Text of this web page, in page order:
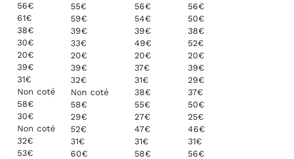
56€
61€
38€
30€
20€
39€
31€
Non coté
58€
30€
Non coté
32€
53€
55€
59€
39€
33€
20€
39€
32€
Non coté
58€
29€
52€
31€
60€
56€
50€
38€
52€
20€
39€
29€
37€
50€
25€
46€
31€
56€
56€
54€
39€
49€
20€
37€
31€
38€
55€
27€
47€
31€
58€